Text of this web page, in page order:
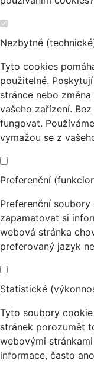
Nezbytné
Tyto cookies
použitelné.
stránce nebo
vašeho zařízení.
fungovat.
vymažou se z
Preferenční
Preferenční
zapamatovat si
webová stránka
preferovaný jazyk
Statistické
Tyto soubory
stránek porozumět
webovými
informace, často